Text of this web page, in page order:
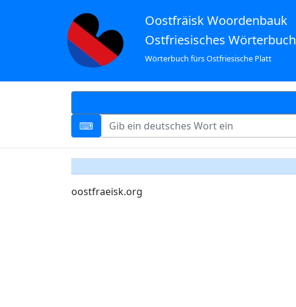
Oostfräisk Woordenbauk
Ostfriesisches Wörterbuch
Wörterbuch fürs Ostfriesische Platt
oostfraeisk.org